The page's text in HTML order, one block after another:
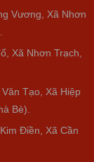
Vương, Xã Nhơn
Xã Nhơn Trạch,
Tạo, Xã Hiệp
Bè).
Điền, Xã Cần